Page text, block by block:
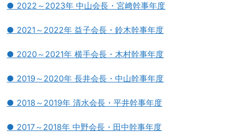
● 2022～2023年 中山会長・宮﨑幹事年度
● 2021～2022年 益子会長・鈴木幹事年度
● 2020～2021年 横手会長・木村幹事年度
● 2019～2020年 長井会長・中山幹事年度
● 2018～2019年 清水会長・平井幹事年度
● 2017～2018年 中野会長・田中幹事年度